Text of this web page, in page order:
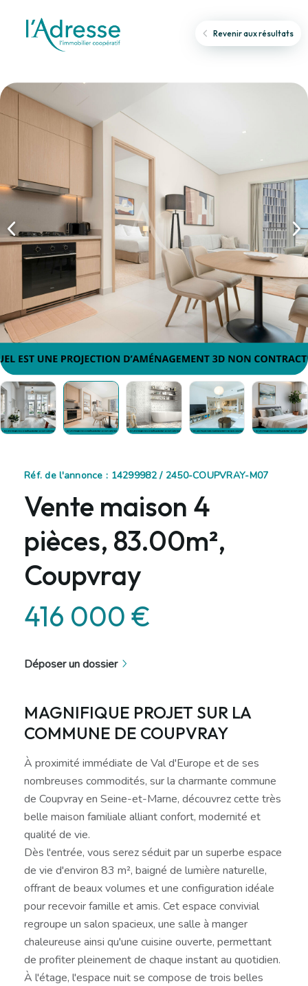
Revenir aux résultats
Réf. de l'annonce : 14299982 / 2450-COUPVRAY-M07
Vente maison 4
pièces, 83.00m²,
Coupvray
416 000 €
Déposer un dossier
MAGNIFIQUE PROJET SUR LA
COMMUNE DE COUPVRAY
À proximité immédiate de Val d'Europe et de ses
nombreuses commodités, sur la charmante commune
de Coupvray en Seine-et-Marne, découvrez cette très
belle maison familiale alliant confort, modernité et
qualité de vie.
Dès l'entrée, vous serez séduit par un superbe espace
de vie d'environ 83 m², baigné de lumière naturelle,
offrant de beaux volumes et une configuration idéale
pour recevoir famille et amis. Cet espace convivial
regroupe un salon spacieux, une salle à manger
chaleureuse ainsi qu'une cuisine ouverte, permettant
de profiter pleinement de chaque instant au quotidien.
À l'étage, l'espace nuit se compose de trois belles